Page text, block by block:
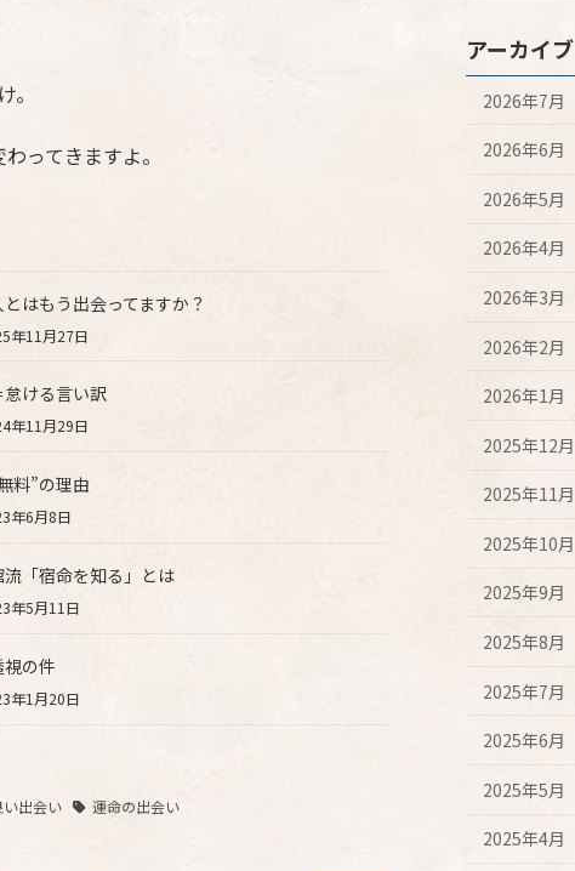
ってきますよ。
はもう出会ってますか？
年11月27日
怠ける言い訳
年11月29日
料”の理由
年6月8日
流「宿命を知る」とは
年5月11日
の件
年1月20日
い出会い 運命の出会い
アーカイブ
2026年7月
2026年6月
2026年5月
2026年4月
2026年3月
2026年2月
2026年1月
2025年12月
2025年11月
2025年10月
2025年9月
2025年8月
2025年7月
2025年6月
2025年5月
2025年4月